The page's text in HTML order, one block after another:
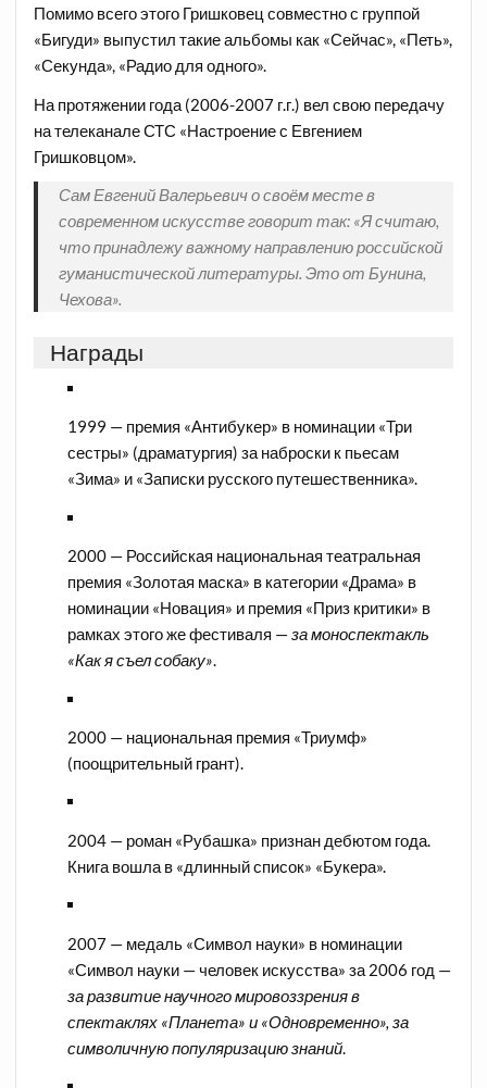
Помимо всего этого Гришковец совместно с группой
«Бигуди» выпустил такие альбомы как «Сейчас», «Петь»,
«Секунда», «Радио для одного».
На протяжении года (2006-2007 г.г.) вел свою передачу
на телеканале СТС «Настроение с Евгением
Гришковцом».
Сам Евгений Валерьевич о своём месте в
современном искусстве говорит так: «Я считаю,
что принадлежу важному направлению российской
гуманистической литературы. Это от Бунина,
Чехова».
Награды
1999 — премия «Антибукер» в номинации «Три
сестры» (драматургия) за наброски к пьесам
«Зима» и «Записки русского путешественника».
2000 — Российская национальная театральная
премия «Золотая маска» в категории «Драма» в
номинации «Новация» и премия «Приз критики» в
рамках этого же фестиваля —за моноспектакль
«Как я съел собаку».
2000 — национальная премия «Триумф»
(поощрительный грант).
2004 — роман «Рубашка» признан дебютом года.
Книга вошла в «длинный список» «Букера».
2007 — медаль «Символ науки» в номинации
«Символ науки — человек искусства» за 2006 год —
за развитие научного мировоззрения в
спектаклях «Планета» и «Одновременно», за
символичную популяризацию знаний.